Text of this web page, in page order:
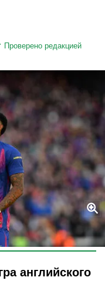
Проверено редакцией
английского